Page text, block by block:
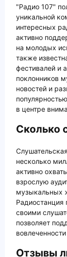
"Радио 107"
уникальной
интересных
активно
на молодых
также
фестивалей и
поклонников
новостей и
в центре
Сколько
несколько
активно
взрослую
музыкальных
Радиостанция
своими
позволяет
Отзывы